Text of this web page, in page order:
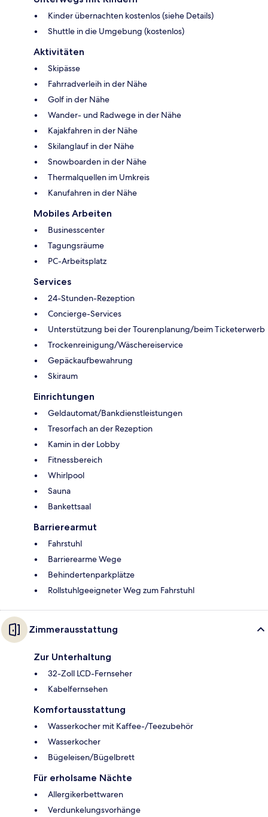
Kinder übernachten kostenlos (siehe Details)
Shuttle in die Umgebung (kostenlos)
Aktivitäten
Skipässe
Fahrradverleih in der Nähe
Golf in der Nähe
Wander- und Radwege in der Nähe
Kajakfahren in der Nähe
Skilanglauf in der Nähe
Snowboarden in der Nähe
Thermalquellen im Umkreis
Kanufahren in der Nähe
Mobiles Arbeiten
Businesscenter
Tagungsräume
PC-Arbeitsplatz
Services
24-Stunden-Rezeption
Concierge-Services
Unterstützung bei der Tourenplanung/beim Ticketerwerb
Trockenreinigung/Wäschereiservice
Gepäckaufbewahrung
Skiraum
Einrichtungen
Geldautomat/Bankdienstleistungen
Tresorfach an der Rezeption
Kamin in der Lobby
Fitnessbereich
Whirlpool
Sauna
Bankettsaal
Barrierearmut
Fahrstuhl
Barrierearme Wege
Behindertenparkplätze
Rollstuhlgeeigneter Weg zum Fahrstuhl
Zimmerausstattung
Zur Unterhaltung
32-Zoll LCD-Fernseher
Kabelfernsehen
Komfortausstattung
Wasserkocher mit Kaffee-/Teezubehör
Wasserkocher
Bügeleisen/Bügelbrett
Für erholsame Nächte
Allergikerbettwaren
Verdunkelungsvorhänge